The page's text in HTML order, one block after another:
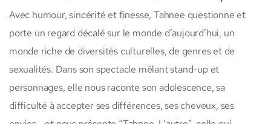
Avec humour, sincérité et finesse, Tahnee questionne et
porte un regard décalé sur le monde d’aujourd’hui, un
monde riche de diversités culturelles, de genres et de
sexualités. Dans son spectacle mêlant stand-up et
personnages, elle nous raconte son adolescence, sa
difficulté à accepter ses différences, ses cheveux, ses